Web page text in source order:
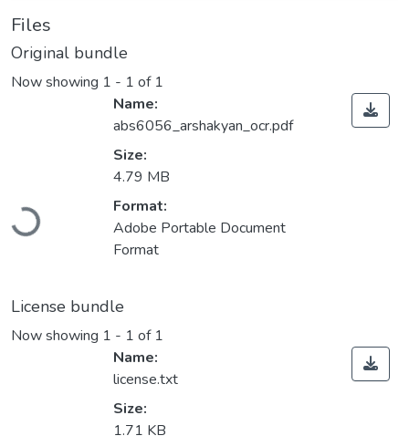
Files
Original bundle
Now showing 1 - 1 of 1
Loading...
Name:
abs6056_arshakyan_ocr.pdf
Size:
4.79 MB
Format:
Adobe Portable Document
Format
License bundle
Now showing 1 - 1 of 1
Name:
license.txt
Size:
1.71 KB